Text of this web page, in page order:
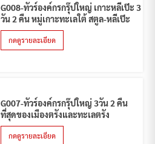
G008-ทัวร์องค์กรกรุ๊ปใหญ่ เกาะหลีเป๊ะ 3
วัน 2 คืน หมู่เกาะทะเลใต้ สตูล-หลีเป๊ะ
กดดูรายละเอียด
G007-ทัวร์องค์กรกรุ๊ปใหญ่ 3วัน 2 คืน
ที่สุดของเมืองตรังและทะเลตรัง
กดดูรายละเอียด